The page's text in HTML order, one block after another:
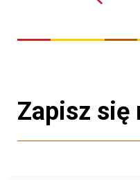
Zapisz się